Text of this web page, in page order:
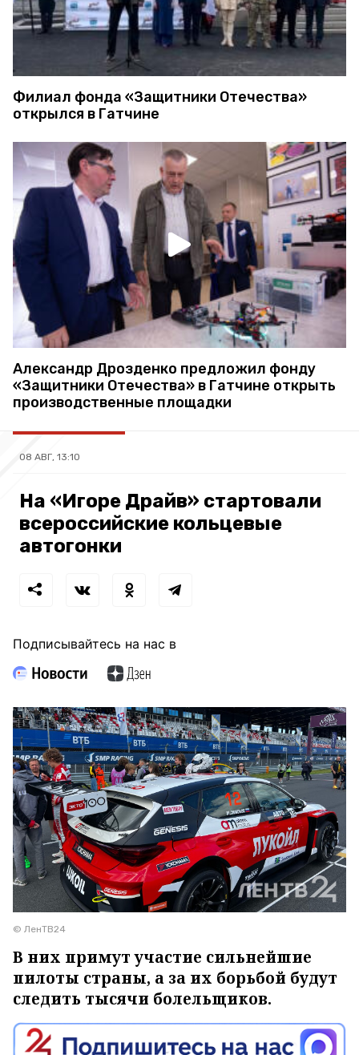
Филиал фонда «Защитники Отечества»
открылся в Гатчине
Александр Дрозденко предложил фонду
«Защитники Отечества» в Гатчине открыть
производственные площадки
08 АВГ, 13:10
На «Игоре Драйв» стартовали
всероссийские кольцевые
автогонки
Подписывайтесь на нас в
© ЛенТВ24
В них примут участие сильнейшие
пилоты страны, а за их борьбой будут
следить тысячи болельщиков.